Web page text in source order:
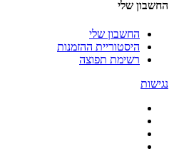
החשבון שלי
החשבון שלי
היסטוריית ההזמנות
רשימת תפוצה
נגישות